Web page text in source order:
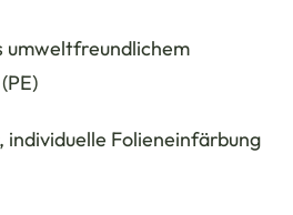
umweltfreundlichem
Folieneinfärbung